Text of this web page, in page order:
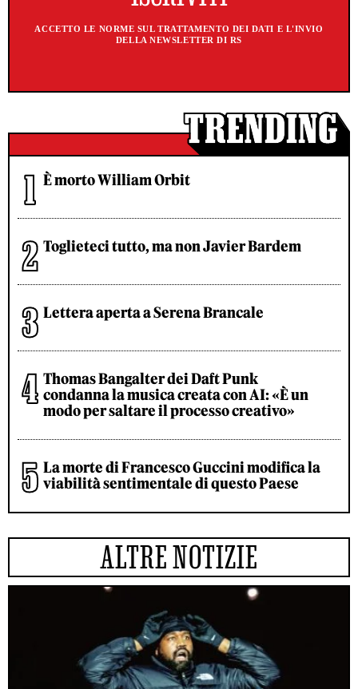
ACCETTO LE NORME SUL TRATTAMENTO DEI DATI E L'INVIO
DELLA NEWSLETTER DI RS
È morto William Orbit
Toglieteci tutto, ma non Javier Bardem
Lettera aperta a Serena Brancale
Thomas Bangalter dei Daft Punk
condanna la musica creata con AI: «È un
modo per saltare il processo creativo»
La morte di Francesco Guccini modifica la
viabilità sentimentale di questo Paese
ALTRE NOTIZIE